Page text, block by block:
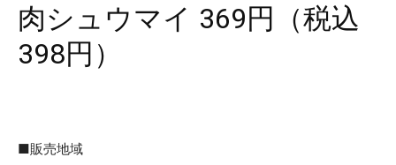
肉シュウマイ 369円（税込
398円）
■販売地域